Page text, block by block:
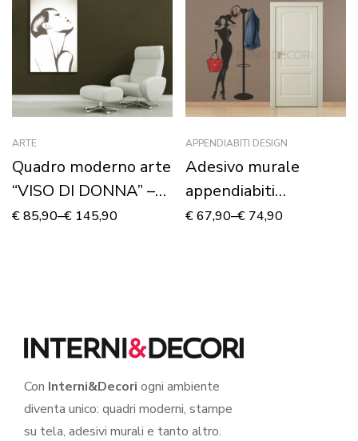
ARTE
Quadro moderno arte
“VISO DI DONNA” –
Stampa su tela
€85,90–€ 145,90
APPENDIABITI DESIGN
Adesivo murale
appendiabiti
“ELEGANT HANGER”
€67,90–€ 74,90
Con Interni&Decori ogni ambiente
diventa unico: quadri moderni, stampe
su tela, adesivi murali e tanto altro.